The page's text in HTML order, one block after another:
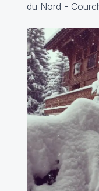
du Nord -